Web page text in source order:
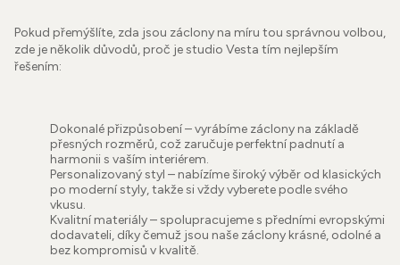
Pokud přemýšlíte, zda jsou záclony na míru tou správnou volbou,
zde je několik důvodů, proč je studio Vesta tím nejlepším
řešením:
Dokonalé přizpůsobení – vyrábíme záclony na základě
přesných rozměrů, což zaručuje perfektní padnutí a
harmonii s vaším interiérem.
Personalizovaný styl – nabízíme široký výběr od klasických
po moderní styly, takže si vždy vyberete podle svého
vkusu.
Kvalitní materiály – spolupracujeme s předními evropskými
dodavateli, díky čemuž jsou naše záclony krásné, odolné a
bez kompromisů v kvalitě.